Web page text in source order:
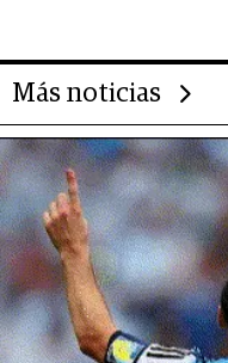
Más noticias